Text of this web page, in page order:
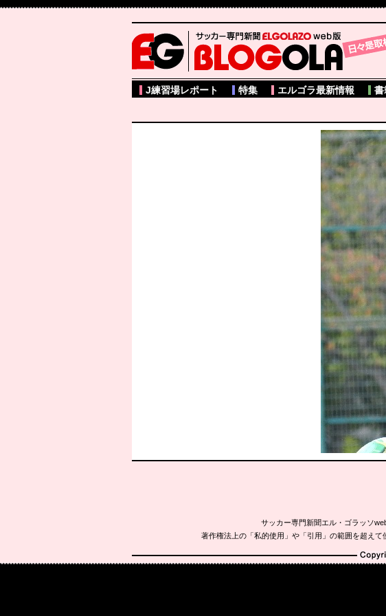
サッカー専門新聞ELGOLAZO web版 BLOGOLA
J練習場レポート 特集 エルゴラ最新情報 書
サッカー専門新聞エル・ゴラッソ
著作権法上の「私的使用」や「引用」の範囲を超え